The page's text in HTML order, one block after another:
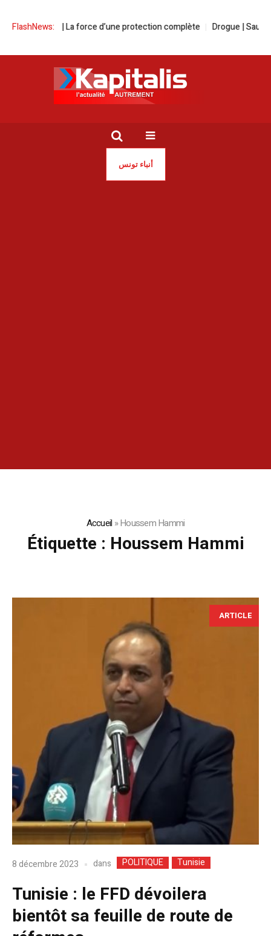
FlashNews:
| La force d’une protection complète Drogue | Sauvons nos
أنباء تونس
Accueil »Houssem Hammi
Étiquette : Houssem Hammi
ARTICLE
8 décembre 2023 dans POLITIQUE Tunisie
Tunisie : le FFD dévoilera
bientôt sa feuille de route de